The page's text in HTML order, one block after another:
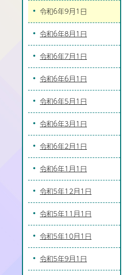
令和6年9月1日
令和6年8月1日
令和6年7月1日
令和6年6月1日
令和6年5月1日
令和6年3月1日
令和6年2月1日
令和6年1月1日
令和5年12月1日
令和5年11月1日
令和5年10月1日
令和5年9月1日